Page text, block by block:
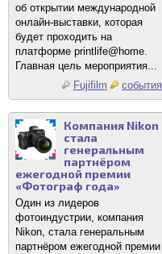
об открытии международной
онлайн-выставки, которая
будет проходить на
платформе printlife@home.
Главная цель мероприятия...
Fujifilm
события
Компания Nikon
стала
генеральным
партнёром
ежегодной премии
«Фотограф года»
Один из лидеров
фотоиндустрии, компания
Nikon, стала генеральным
партнёром ежегодной премии